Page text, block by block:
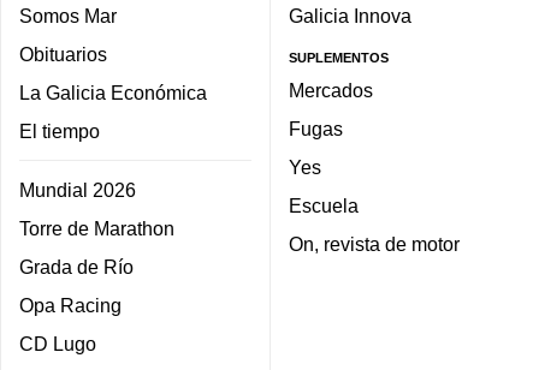
Somos Mar
Obituarios
La Galicia Económica
El tiempo
Mundial 2026
Torre de Marathon
Grada de Río
Opa Racing
CD Lugo
Galicia Innova
SUPLEMENTOS
Mercados
Fugas
Yes
Escuela
On, revista de motor